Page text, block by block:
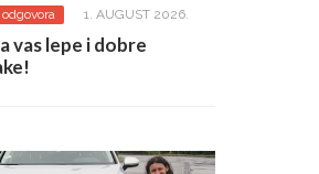
1. AUGUST 2026.
vas lepe i dobre